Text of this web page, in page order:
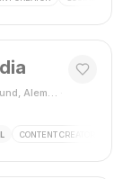
Dortmund, Alemanha
CONTENT CREATOR